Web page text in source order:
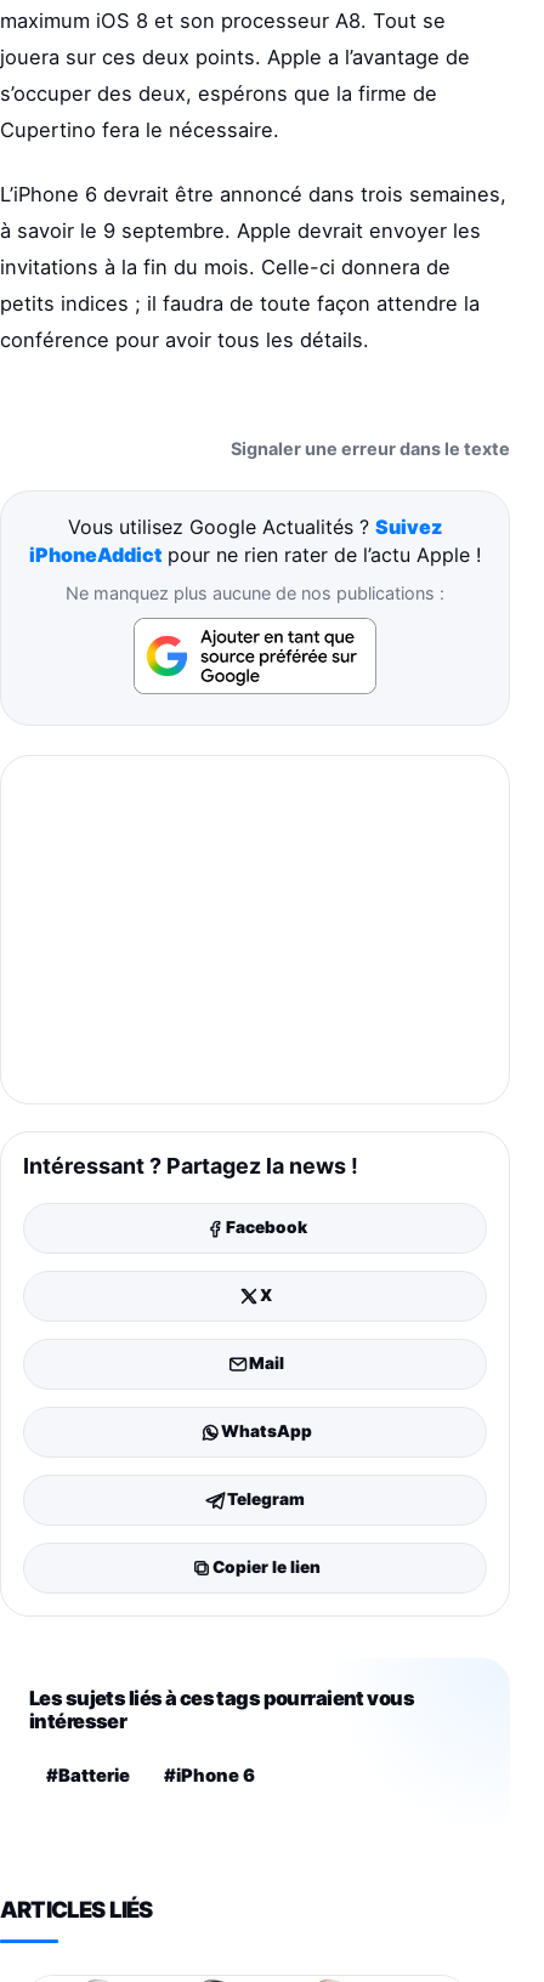
maximum iOS 8 et son processeur A8. Tout se
jouera sur ces deux points. Apple a l’avantage de
s’occuper des deux, espérons que la firme de
Cupertino fera le nécessaire.
L’iPhone 6 devrait être annoncé dans trois semaines,
à savoir le 9 septembre. Apple devrait envoyer les
invitations à la fin du mois. Celle-ci donnera de
petits indices ; il faudra de toute façon attendre la
conférence pour avoir tous les détails.
Signaler une erreur dans le texte
Vous utilisez Google Actualités ? Suivez
iPhoneAddict pour ne rien rater de l’actu Apple !
Ne manquez plus aucune de nos publications :
Intéressant ? Partagez la news !
Facebook
X
Mail
WhatsApp
Telegram
Copier le lien
Les sujets liés à ces tags pourraient vous
intéresser
#Batterie #iPhone 6
ARTICLES LIÉS